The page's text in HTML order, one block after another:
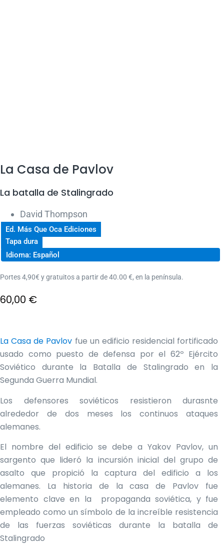
La Casa de Pavlov
La batalla de Stalingrado
David Thompson
Ed. Más Que Oca Ediciones
Tapa dura
Idioma: Español
Portes 4,90€ y gratuitos a partir de 40.00 €, en la península.
60,00 €
La Casa de Pavlov fue un edificio residencial fortificado
usado como puesto de defensa por el 62º Ejército
Soviético durante la Batalla de Stalingrado en la
Segunda Guerra Mundial.
Los defensores soviéticos resistieron durasnte
alrededor de dos meses los continuos ataques
alemanes.
El nombre del edificio se debe a Yakov Pavlov, un
sargento que lideró la incursión inicial del grupo de
asalto que propició la captura del edificio a los
alemanes. La historia de la casa de Pavlov fue
elemento clave en la propaganda soviética, y fue
empleado como un símbolo de la increíble resistencia
de las fuerzas soviéticas durante la batalla de
Stalingrado